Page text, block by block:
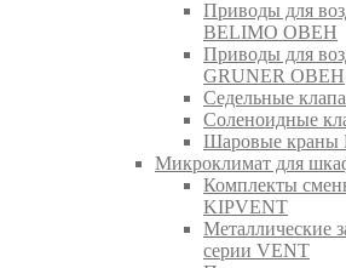
Приводы для
BELIMO ОВЕН
Приводы для
GRUNER ОВЕН
Седельные
Соленоидные
Шаровые
Микроклимат для
Комплекты
KIPVENT
Металлические
серии VENT